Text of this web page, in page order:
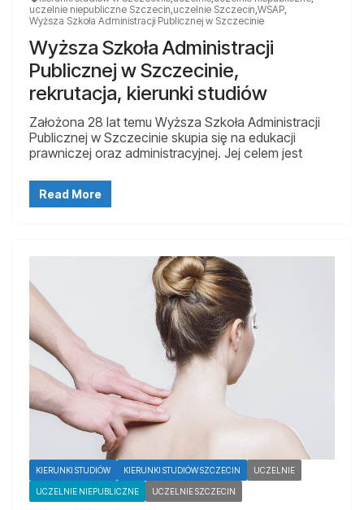
uczelnie niepubliczne Szczecin,uczelnie Szczecin,WSAP,
Wyższa Szkoła Administracji Publicznej w Szczecinie
Wyższa Szkoła Administracji
Publicznej w Szczecinie,
rekrutacja, kierunki studiów
Założona 28 lat temu Wyższa Szkoła Administracji
Publicznej w Szczecinie skupia się na edukacji
prawniczej oraz administracyjnej. Jej celem jest
Read More
KIERUNKI STUDIÓW KIERUNKI STUDIÓW SZCZECIN UCZELNIE
UCZELNIE NIEPUBLICZNE UCZELNIE SZCZECIN